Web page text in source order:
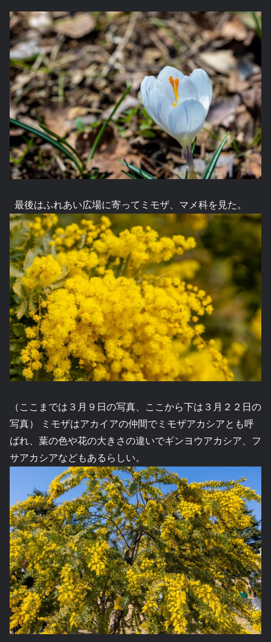
最後はふれあい広場に寄ってミモザ、マメ科を見た。
（ここまでは３月９日の写真、ここから下は３月２２日の
写真） ミモザはアカイアの仲間でミモザアカシアとも呼
ばれ、葉の色や花の大きさの違いでギンヨウアカシア、フ
サアカシアなどもあるらしい。